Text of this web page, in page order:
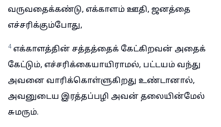
வருவதைக்கண்டு, எக்காளம் ஊதி, ஜனத்தை
எச்சரிக்கும்போது,
4 எக்காளத்தின் சத்தத்தைக் கேட்கிறவன் அதைக்
கேட்டும், எச்சரிக்கையாயிராமல், பட்டயம் வந்து
அவனை வாரிக்கொள்ளுகிறது உண்டானால்,
அவனுடைய இரத்தப்பழி அவன் தலையின்மேல்
சுமரும்.